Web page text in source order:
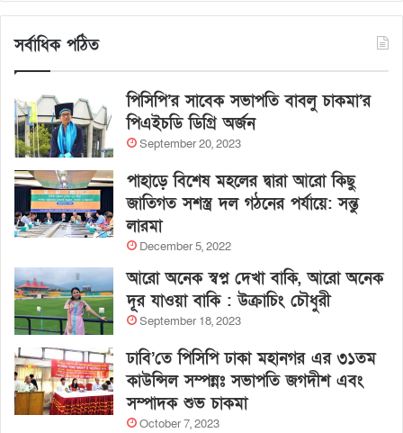
সর্বাধিক পঠিত
পিসিপি’র সাবেক সভাপতি বাবলু চাকমা’র
পিএইচডি ডিগ্রি অর্জন
September 20, 2023
পাহাড়ে বিশেষ মহলের দ্বারা আরো কিছু
জাতিগত সশস্ত্র দল গঠনের পর্যায়ে: সন্তু
লারমা
December 5, 2022
আরো অনেক স্বপ্ন দেখা বাকি, আরো অনেক
দূর যাওয়া বাকি : উক্রাচিং চৌধুরী
September 18, 2023
ঢাবি’তে পিসিপি ঢাকা মহানগর এর ৩১তম
কাউন্সিল সম্পন্নঃ সভাপতি জগদীশ এবং
সম্পাদক শুভ চাকমা
October 7, 2023